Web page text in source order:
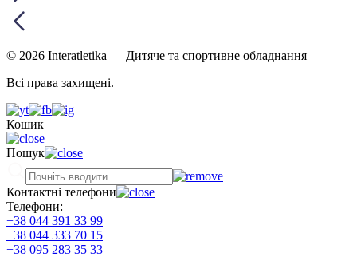
© 2026 Interatletika — Дитяче та спортивне обладнання
Всі права захищені.
Кошик
Пошук
Контактні телефони
Телефони:
+38 044 391 33 99
+38 044 333 70 15
+38 095 283 35 33